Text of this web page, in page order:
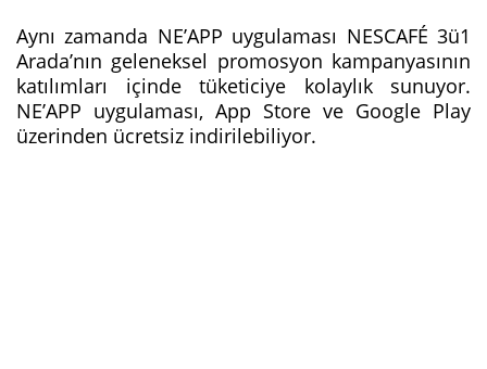
Aynı zamanda NE’APP uygulaması NESCAFÉ 3ü1
Arada’nın geleneksel promosyon kampanyasının
katılımları içinde tüketiciye kolaylık sunuyor.
NE’APP uygulaması, App Store ve Google Play
üzerinden ücretsiz indirilebiliyor.